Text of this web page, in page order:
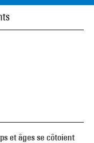
et âges se côtoient